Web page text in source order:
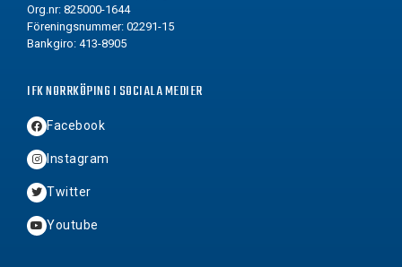
Org.nr: 825000-1644
Föreningsnummer: 02291-15
Bankgiro: 413-8905
IFK NORRKÖPING I SOCIALA MEDIER
Facebook
Instagram
Twitter
Youtube